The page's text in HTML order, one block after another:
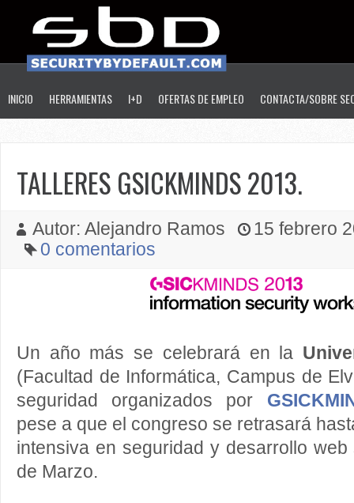
INICIO HERRAMIENTAS I+D OFERTAS DE EMPLEO CONTACTA/SOBRE
TALLERES GSICKMINDS 2013.
Autor: Alejandro Ramos
15 febrero
0 comentarios
Un año más se celebrará en la
(Facultad de Informática, Campus de
seguridad organizados por
pese a que el congreso se retrasará
intensiva en seguridad y desarrollo
de Marzo.